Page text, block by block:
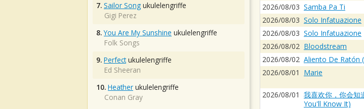
2026/08/03 Samba Pa Ti
2026/08/03 Solo Infatuazione
2026/08/03 Solo Infatuazione
2026/08/02 Bloodstream
2026/08/02 Aliento De Ratón
2026/08/01 Marie
2026/08/01 我喜欢你，你会知
You'll Know It)
7. Sailor Song ukulelengriffe
Gigi Perez
8. You Are My Sunshine ukulelengriffe
Folk Songs
9. Perfectukulelengriffe
Ed Sheeran
10. Heather ukulelengriffe
Conan Gray